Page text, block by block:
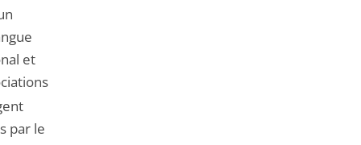
et
par le